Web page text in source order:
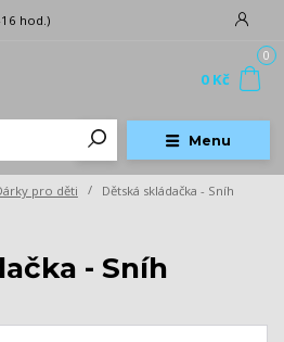
Menu
hod.)
0
0 Kč
pro děti Dětská skládačka - Sníh
- Sníh